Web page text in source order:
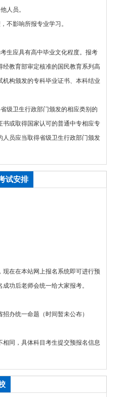
人员。
不影响所报专业学习。
生应具有高中毕业文化程度。报考
经教育部审定核准的国民教育系列高
机构颁发的专科毕业证书、本科结业
级卫生行政部门颁发的相应类别的
书或取得国家认可的普通中专相应专
人员应当取得省级卫生行政部门颁发
试安排
现在在本站网上报名系统即可进行预
功后老师会统一给大家报考。
办统一命题（时间暂未公布）
相同，具体科目考生提交预报名信息